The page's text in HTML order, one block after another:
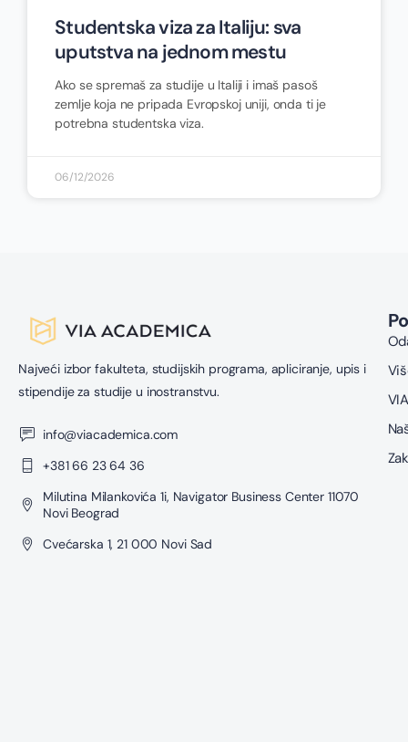
Studentska viza za Italiju: sva
uputstva na jednom mestu
Ako se spremaš za studije u Italiji i imaš pasoš
zemlje koja ne pripada Evropskoj uniji, onda ti je
potrebna studentska viza.
06/12/2026
Najveći izbor fakulteta, studijskih programa, apliciranje, upis i
stipendije za studije u inostranstvu.
info@viacademica.com
+381 66 23 64 36
Milutina Milankovića 1i, Navigator Business Center 11070
Novi Beograd
Cvećarska 1, 21 000 Novi Sad